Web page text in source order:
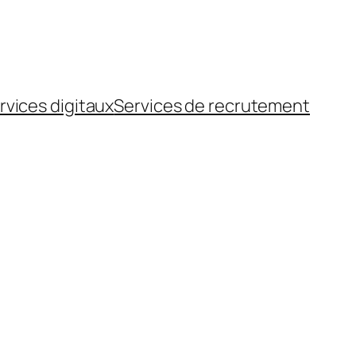
digitauxServices de recrutement